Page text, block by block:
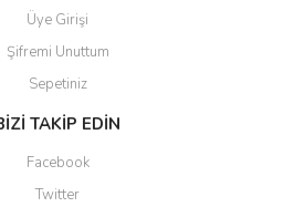
Üye Girişi
Şifremi Unuttum
Sepetiniz
TAKİP EDİN
Facebook
Twitter